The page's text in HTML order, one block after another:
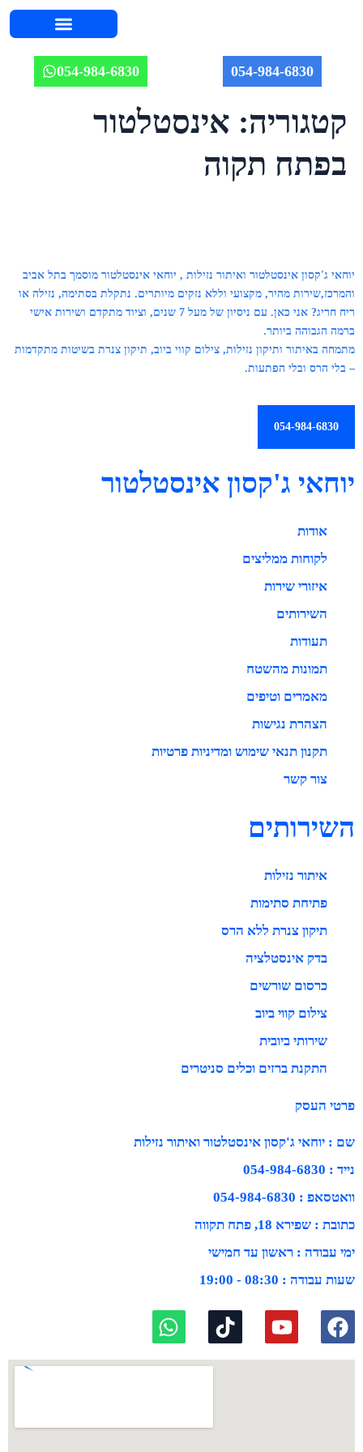
054-984-6830
054-984-6830
קטגוריה: אינסטלטור
בפתח תקוה
יוחאי ג'קסון אינסטלטור ואיתור נזילות , יוחאי אינסטלטור מוסמך בתל אביב
והמרכז,שירות מהיר, מקצועי וללא נזקים מיותרים. נתקלת בסתימה, נזילה או
ריח חריג? אני כאן. עם ניסיון של מעל 7 שנים, וציוד מתקדם ושירות אישי
ברמה הגבוהה ביותר.
מתמחה באיתור ותיקון נזילות, צילום קווי ביוב, תיקון צנרת בשיטות מתקדמות
– בלי הרס ובלי הפתעות.
054-984-6830
יוחאי ג'קסון אינסטלטור
אודות
לקוחות ממליצים
איזורי שירות
השירותים
תעודות
תמונות מהשטח
מאמרים וטיפים
הצהרת נגישות
תקנון תנאי שימוש ומדיניות פרטיות
צור קשר
השירותים
איתור נזילות
פתיחת סתימות
תיקון צנרת ללא הרס
בדק אינסטלציה
כרסום שורשים
צילום קווי ביוב
שירותי ביובית
התקנת ברזים וכלים סניטרים
פרטי העסק
שם : יוחאי ג'קסון אינסטלטור ואיתור נזילות
נייד : 054-984-6830
וואטסאפ : 054-984-6830
כתובת : שפירא 18, פתח תקווה
ימי עבודה : ראשון עד חמישי
שעות עבודה : 08:30 - 19:00